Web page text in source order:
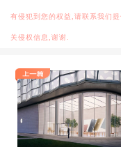
有侵犯到您的权益,请联系我们
关侵权信息,谢谢.